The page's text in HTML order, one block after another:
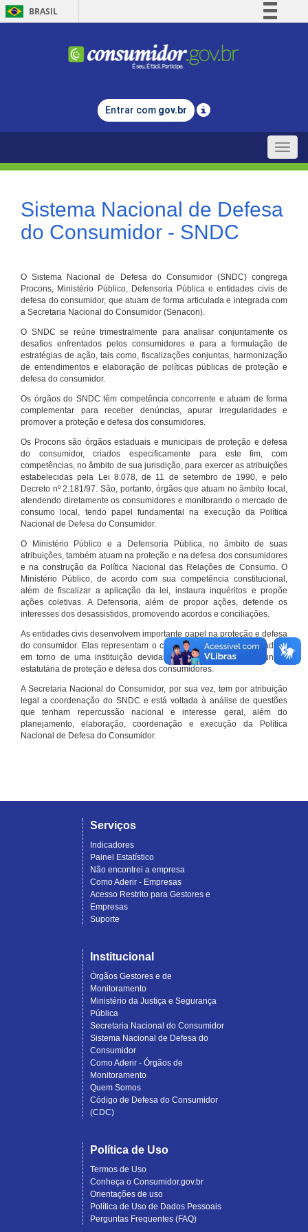
BRASIL
Comunica BR
Legislação
Entrar com gov.br
Toggle
Sistema Nacional de Defesa
do Consumidor - SNDC
O Sistema Nacional de Defesa do Consumidor (SNDC) congrega
Procons, Ministério Público, Defensoria Pública e entidades civis de
defesa do consumidor, que atuam de forma articulada e integrada com
a Secretaria Nacional do Consumidor (Senacon).
O SNDC se reúne trimestralmente para analisar conjuntamente os
desafios enfrentados pelos consumidores e para a formulação de
estratégias de ação, tais como, fiscalizações conjuntas, harmonização
de entendimentos e elaboração de políticas públicas de proteção e
defesa do consumidor.
Os órgãos do SNDC têm competência concorrente e atuam de forma
complementar para receber denúncias, apurar irregularidades e
promover a proteção e defesa dos consumidores.
Os Procons são órgãos estaduais e municipais de proteção e defesa
do consumidor, criados especificamente para este fim, com
competências, no âmbito de sua jurisdição, para exercer as atribuições
estabelecidas pela Lei 8.078, de 11 de setembro de 1990, e pelo
Decreto nº 2.181/97. São, portanto, órgãos que atuam no âmbito local,
atendendo diretamente os consumidores e monitorando o mercado de
consumo local, tendo papel fundamental na execução da Política
Nacional de Defesa do Consumidor.
O Ministério Público e a Defensoria Pública, no âmbito de suas
atribuições, também atuam na proteção e na defesa dos consumidores
e na construção da Política Nacional das Relações de Consumo. O
Ministério Público, de acordo com sua competência constitucional,
além de fiscalizar a aplicação da lei, instaura inquéritos e propõe
ações coletivas. A Defensoria, além de propor ações, defende os
interesses dos desassistidos, promovendo acordos e conciliações.
As entidades civis desenvolvem importante papel na proteção e defesa
do consumidor. Elas representam o conjunto organizado de cidadãos
em torno de uma instituição devidamente registrada e com função
estatutária de proteção e defesa dos consumidores.
A Secretaria Nacional do Consumidor, por sua vez, tem por atribuição
legal a coordenação do SNDC e está voltada à análise de questões
que tenham repercussão nacional e interesse geral, além do
planejamento, elaboração, coordenação e execução da Política
Nacional de Defesa do Consumidor.
Serviços
Indicadores
Painel Estatístico
Não encontrei a empresa
Como Aderir - Empresas
Acesso Restrito para Gestores e
Empresas
Suporte
Institucional
Órgãos Gestores e de
Monitoramento
Ministério da Justiça e Segurança
Pública
Secretaria Nacional do Consumidor
Sistema Nacional de Defesa do
Consumidor
Como Aderir - Órgãos de
Monitoramento
Quem Somos
Código de Defesa do Consumidor
(CDC)
Política de Uso
Termos de Uso
Conheça o Consumidor.gov.br
Orientações de uso
Política de Uso de Dados Pessoais
Perguntas Frequentes (FAQ)